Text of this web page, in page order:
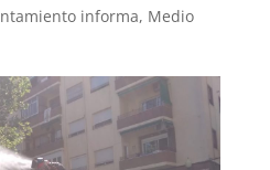
informa, Medio